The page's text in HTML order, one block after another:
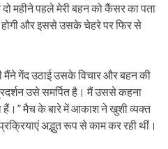
महीने पहले मेरी बहन को कैंसर का पता
और इससे उसके चेहरे पर फिर से
गेंद उठाई उसके विचार और बहन की
उसे समर्पित है। मैं उससे कहना
हैं।” मैच के बारे में आकाश ने खुशी व्यक्त
अद्भुत रूप से काम कर रही थीं।